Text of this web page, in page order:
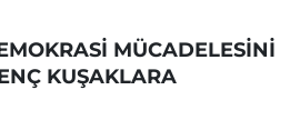
MÜCADELESİNİ
KUŞAKLARA